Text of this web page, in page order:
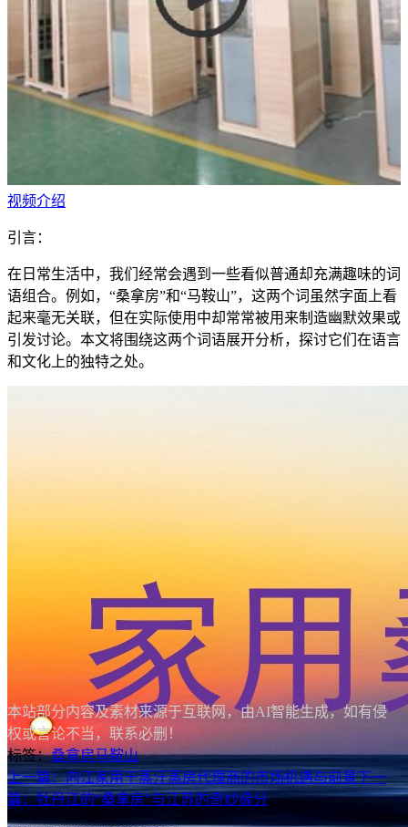
视频介绍
引言：
在日常生活中，我们经常会遇到一些看似普通却充满趣味的词
语组合。例如，“桑拿房”和“马鞍山”，这两个词虽然字面上看
起来毫无关联，但在实际使用中却常常被用来制造幽默效果或
引发讨论。本文将围绕这两个词语展开分析，探讨它们在语言
和文化上的独特之处。
本站部分内容及素材来源于互联网，由AI智能生成，如有侵
权或言论不当，联系必删！
标签：桑拿房马鞍山
上一篇：内江家用干蒸汗蒸房代理商的市场机遇与前景下一
篇：牡丹江的“桑拿房”与江苏的奇妙缘分